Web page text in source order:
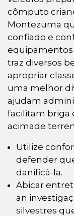
cômputo
Montezuma
confiado e
equipamentos
traz diversos
apropriar
uma melhor
ajudam
facilitam briga
acimade
Utilize
defender
danificá-la.
Abicar
an
silvestres